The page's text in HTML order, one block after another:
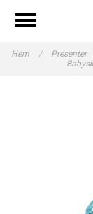
Hem / Presenter